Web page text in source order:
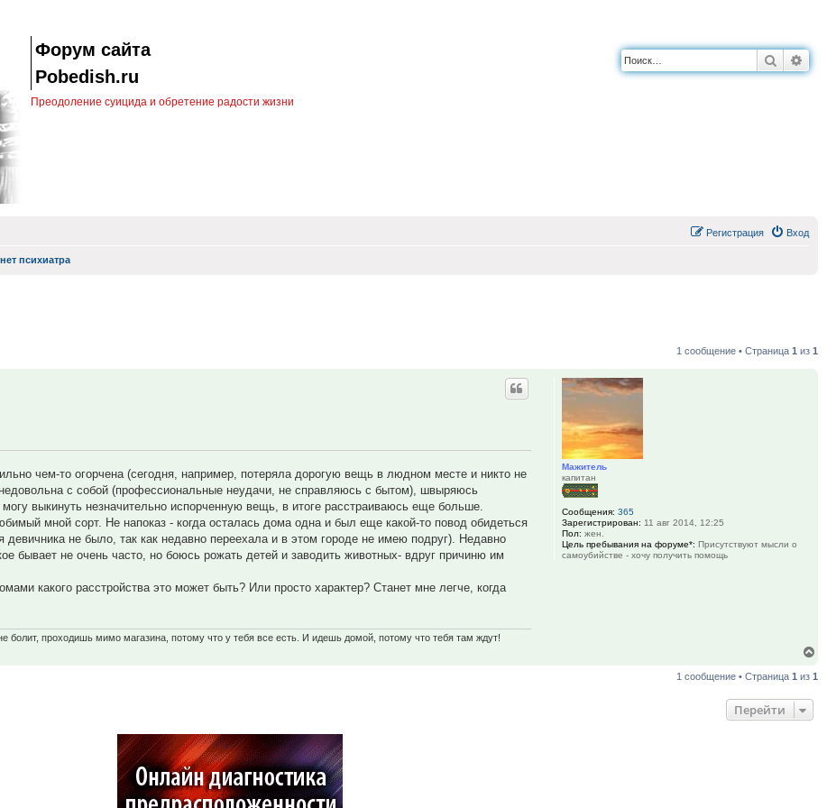
Форум сайта
Pobedish.ru
Преодоление суицида и обретение радости жизни
Поиск
Вход
Регистрация
психиатра
1 сообщение • Страница 1 из 1
Мажитель
капитан
Сообщения: 365
Зарегистрирован: 11 авг 2014, 12:25
Пол: жен.
Цель пребывания на форуме*: Присутствуют мысли о
самоубийстве - хочу получить помощь
чем-то огорчена (сегодня, например, потеряла дорогую вещь в людном месте и никто не
с собой (профессиональные неудачи, не справляюсь с бытом), швыряюсь
выкинуть незначительно испорченную вещь, в итоге расстраиваюсь еще больше.
мной сорт. Не напоказ - когда осталась дома одна и был еще какой-то повод обидеться
не было, так как недавно переехала и в этом городе не имею подруг). Недавно
бывает не очень часто, но боюсь рожать детей и заводить животных- вдруг причиню им
какого расстройства это может быть? Или просто характер? Станет мне легче, когда
проходишь мимо магазина, потому что у тебя все есть. И идешь домой, потому что тебя там ждут!
1 сообщение • Страница 1 из 1
Перейти